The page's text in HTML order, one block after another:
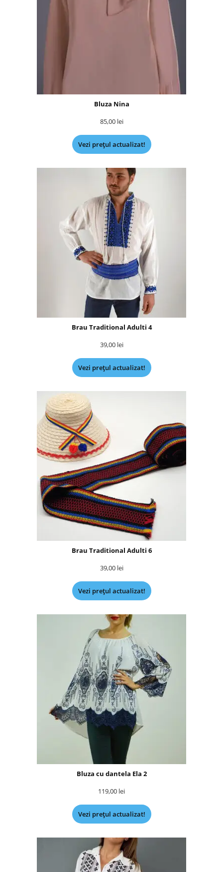
Bluza Nina
85,00 lei
Vezi prețul actualizat!
Brau Traditional Adulti 4
39,00 lei
Vezi prețul actualizat!
Brau Traditional Adulti 6
39,00 lei
Vezi prețul actualizat!
Bluza cu dantela Ela 2
119,00 lei
Vezi prețul actualizat!